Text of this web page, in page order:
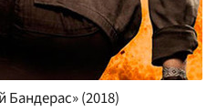
(2018)